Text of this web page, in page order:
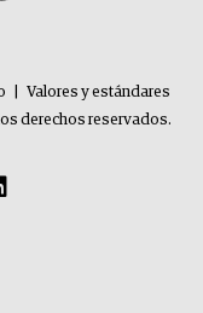
Valores y estándares
derechos reservados.